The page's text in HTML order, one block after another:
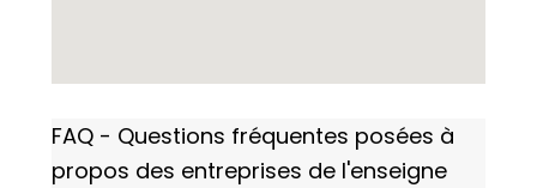
FAQ - Questions fréquentes posées à
propos des entreprises de l'enseigne